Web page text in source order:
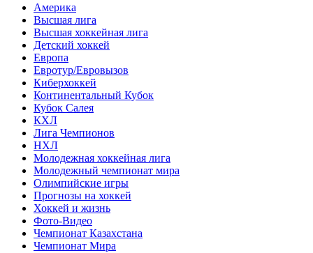
Америка
Высшая лига
Высшая хоккейная лига
Детский хоккей
Европа
Евротур/Евровызов
Киберхоккей
Континентальный Кубок
Кубок Салея
КХЛ
Лига Чемпионов
НХЛ
Молодежная хоккейная лига
Молодежный чемпионат мира
Олимпийские игры
Прогнозы на хоккей
Хоккей и жизнь
Фото-Видео
Чемпионат Казахстана
Чемпионат Мира